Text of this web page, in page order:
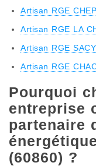
Artisan RGE
Artisan RGE LA
Artisan RGE SACY
Artisan RGE
Pourquoi
entreprise
partenaire
(60860) ?